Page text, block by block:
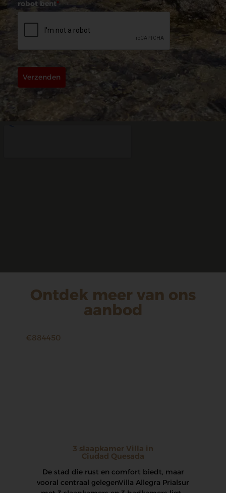
robot bent*
Verzenden
Ontdek meer van ons
aanbod
€884450
3 slaapkamer Villa in
Ciudad Quesada
De stad die rust en comfort biedt, maar
vooral centraal gelegen Villa Allegra Prialsur